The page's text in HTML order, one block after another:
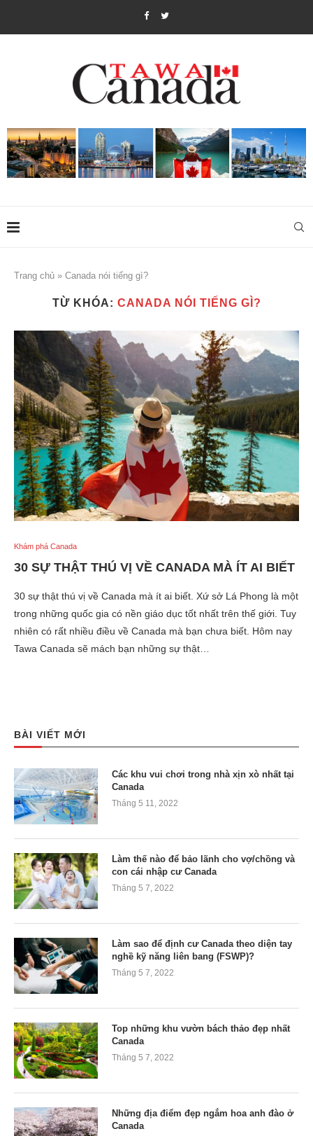
Trang chủ » Canada nói tiếng gì?
TỪ KHÓA: CANADA NÓI TIẾNG GÌ?
Khám phá Canada
30 SỰ THẬT THÚ VỊ VỀ CANADA MÀ ÍT AI BIẾT
30 sự thật thú vị về Canada mà ít ai biết. Xứ sở Lá Phong là một
trong những quốc gia có nền giáo dục tốt nhất trên thế giới. Tuy
nhiên có rất nhiều điều về Canada mà bạn chưa biết. Hôm nay
Tawa Canada sẽ mách bạn những sự thật…
BÀI VIẾT MỚI
Các khu vui chơi trong nhà xịn xò nhất tại
Canada
Tháng 5 11, 2022
Làm thế nào để bảo lãnh cho vợ/chồng và
con cái nhập cư Canada
Tháng 5 7, 2022
Làm sao để định cư Canada theo diện tay
nghề kỹ năng liên bang (FSWP)?
Tháng 5 7, 2022
Top những khu vườn bách thảo đẹp nhất
Canada
Tháng 5 7, 2022
Những địa điểm đẹp ngắm hoa anh đào ở
Canada